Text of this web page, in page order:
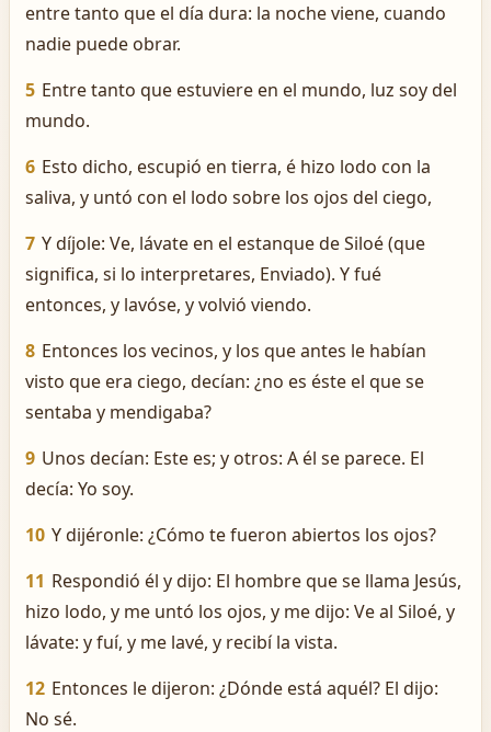
entre tanto que el día dura: la noche viene, cuando
nadie puede obrar.
5 Entre tanto que estuviere en el mundo, luz soy del
mundo.
6 Esto dicho, escupió en tierra, é hizo lodo con la
saliva, y untó con el lodo sobre los ojos del ciego,
7 Y díjole: Ve, lávate en el estanque de Siloé (que
significa, si lo interpretares, Enviado). Y fué
entonces, y lavóse, y volvió viendo.
8 Entonces los vecinos, y los que antes le habían
visto que era ciego, decían: ¿no es éste el que se
sentaba y mendigaba?
9 Unos decían: Este es; y otros: A él se parece. El
decía: Yo soy.
10 Y dijéronle: ¿Cómo te fueron abiertos los ojos?
11 Respondió él y dijo: El hombre que se llama Jesús,
hizo lodo, y me untó los ojos, y me dijo: Ve al Siloé, y
lávate: y fuí, y me lavé, y recibí la vista.
12 Entonces le dijeron: ¿Dónde está aquél? El dijo:
No sé.